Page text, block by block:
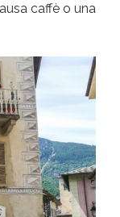
caffè o una